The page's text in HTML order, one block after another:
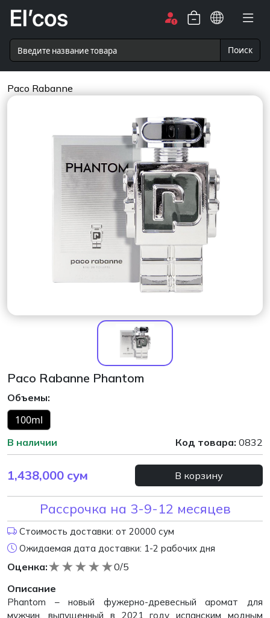
Поиск
Paco Rabanne
Paco Rabanne Phantom
Объемы:
100ml
В наличии Код товара: 0832
1,438,000 сум В корзину
Рассрочка на 3-9-12 месяцев
Стоимость доставки: от 20000 сум
Ожидаемая дата доставки: 1-2 рабочих дня
Оценка: ★
★
★
★
★
0/5
Описание
Phantom – новый фужерно-древесный аромат для
мужчин, выпущенный в 2021 году испанским модным